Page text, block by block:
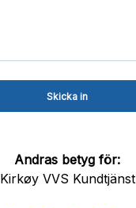
Andras betyg för:
Kirkøy VVS Kundtjänst